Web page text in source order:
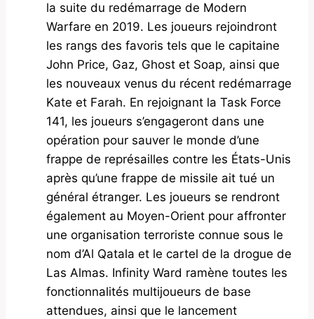
la suite du redémarrage de Modern
Warfare en 2019. Les joueurs rejoindront
les rangs des favoris tels que le capitaine
John Price, Gaz, Ghost et Soap, ainsi que
les nouveaux venus du récent redémarrage
Kate et Farah. En rejoignant la Task Force
141, les joueurs s’engageront dans une
opération pour sauver le monde d’une
frappe de représailles contre les États-Unis
après qu’une frappe de missile ait tué un
général étranger. Les joueurs se rendront
également au Moyen-Orient pour affronter
une organisation terroriste connue sous le
nom d’Al Qatala et le cartel de la drogue de
Las Almas. Infinity Ward ramène toutes les
fonctionnalités multijoueurs de base
attendues, ainsi que le lancement